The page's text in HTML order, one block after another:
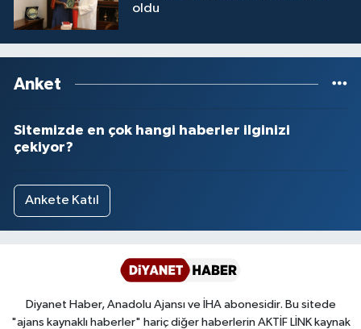
oldu
Anket
Sitemizde en çok hangi haberler ilginizi
çekiyor?
Ankete Katıl
Diyanet Haber, Anadolu Ajansı ve İHA abonesidir. Bu sitede
"ajans kaynaklı haberler" hariç diğer haberlerin AKTİF LİNK kaynak